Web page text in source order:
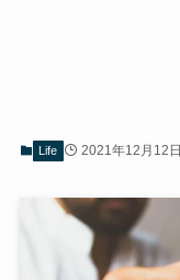
Life 2021年12月12日